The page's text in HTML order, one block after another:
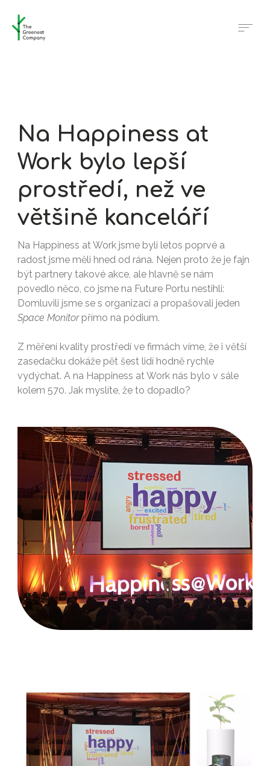
Na Happiness at
Work bylo lepší
prostředí, než ve
většině kanceláří
Na Happiness at Work jsme byli letos poprvé a
radost jsme měli hned od rána. Nejen proto že je fajn
být partnery takové akce, ale hlavně se nám
povedlo něco, co jsme na Future Portu nestihli:
Domluvili jsme se s organizací a propašovali jeden
Space Monitorpřímo na pódium.
Z měření kvality prostředí ve firmách víme, že i větší
zasedačku dokáže pět šest lidí hodně rychle
vydýchat. A na Happiness at Work nás bylo v sále
kolem 570. Jak myslíte, že to dopadlo?